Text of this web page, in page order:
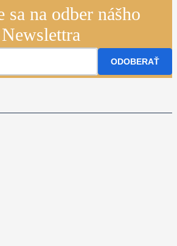
sa na odber nášho
Newslettra
ODOBERAŤ